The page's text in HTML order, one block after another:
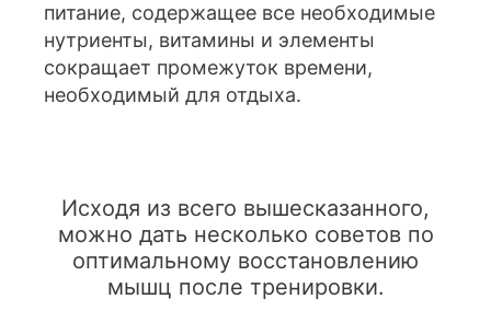
питание, содержащее все необходимые
нутриенты, витамины и элементы
сокращает промежуток времени,
необходимый для отдыха.
Исходя из всего вышесказанного,
можно дать несколько советов по
оптимальному восстановлению
мышц после тренировки.